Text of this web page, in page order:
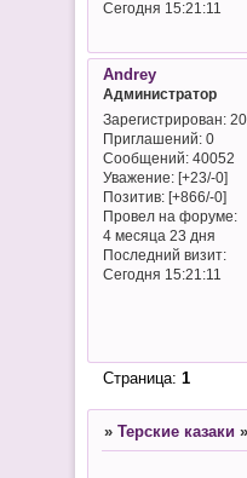
Сегодня 15:21:11
Andrey
Администратор
Зарегистрирован:
Приглашений:0
Сообщений:40052
Уважение: [+23/-0]
Позитив: [+866/-0]
Провел на форуме:
4 месяца 23 дня
Последний визит:
Сегодня 15:21:11
Страница: 1
» Терские казаки »